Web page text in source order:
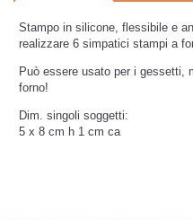
Stampo in silicone, flessibile e
realizzare 6 simpatici stampi a
Può essere usato per i gessetti,
forno!
Dim. singoli soggetti:
5 x 8 cm h 1 cm ca